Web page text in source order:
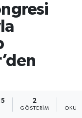
2
GÖSTERIM